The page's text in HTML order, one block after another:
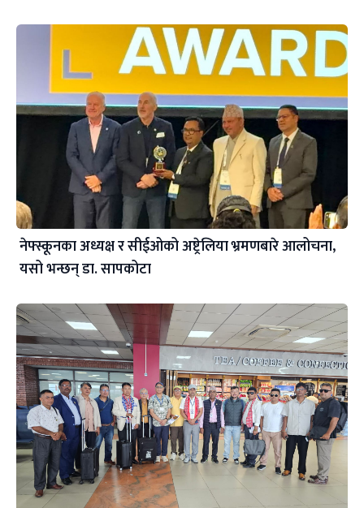
नेफ्स्कूनका अध्यक्ष र सीईओको अष्ट्रेलिया भ्रमणबारे आलोचना,
यसो भन्छन् डा‍. सापकोटा